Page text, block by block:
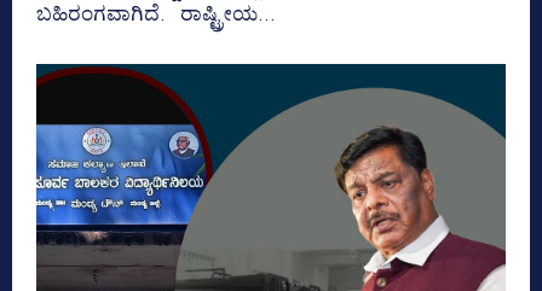
ಬಹಿರಂಗವಾಗಿದೆ. ರಾಷ್ಟ್ರೀಯ...